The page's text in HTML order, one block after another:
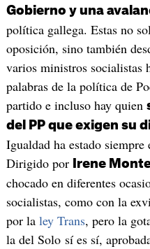
Gobierno y una
política gallega. Estas no
oposición, sino también
varios ministros socialistas
palabras de la política de
partido e incluso hay quien
del PP que exigen su
Igualdad ha estado
Dirigido por
Irene
chocado en diferentes
socialistas, como con la
por la ley Trans, pero la
la del Solo sí es sí,